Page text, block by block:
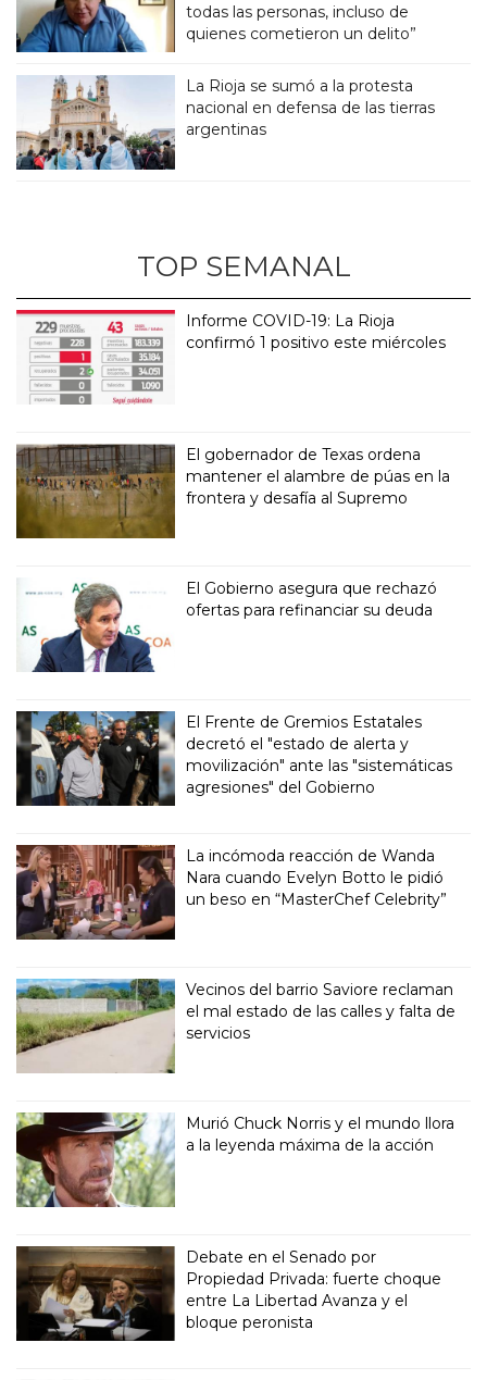
todas las personas, incluso de
quienes cometieron un delito”
La Rioja se sumó a la protesta
nacional en defensa de las tierras
argentinas
TOP SEMANAL
Informe COVID-19: La Rioja
confirmó 1 positivo este miércoles
El gobernador de Texas ordena
mantener el alambre de púas en la
frontera y desafía al Supremo
El Gobierno asegura que rechazó
ofertas para refinanciar su deuda
El Frente de Gremios Estatales
decretó el "estado de alerta y
movilización" ante las "sistemáticas
agresiones" del Gobierno
La incómoda reacción de Wanda
Nara cuando Evelyn Botto le pidió
un beso en “MasterChef Celebrity”
Vecinos del barrio Saviore reclaman
el mal estado de las calles y falta de
servicios
Murió Chuck Norris y el mundo llora
a la leyenda máxima de la acción
Debate en el Senado por
Propiedad Privada: fuerte choque
entre La Libertad Avanza y el
bloque peronista